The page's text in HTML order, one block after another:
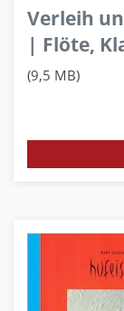
Verleih
| Flöte,
(9,5 MB)